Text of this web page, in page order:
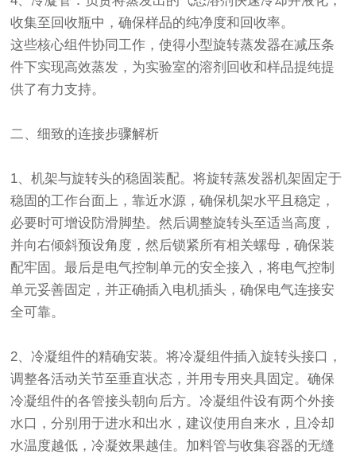
收集至回收瓶中，确保样品的纯净度和回收率。
这些核心组件协同工作，使得小型旋转蒸发器在减压条
件下实现高效蒸发，为实验室的溶剂回收和样品提纯提
供了有力支持。
二、细致的连接步骤解析
1、机架与旋转头的稳固装配。将旋转蒸发器机架固定于
稳固的工作台面上，靠近水源，确保机架水平且稳定，
必要时可增设防滑脚垫。然后调整旋转头至适当高度，
并向右倾斜预设角度，然后锁紧所有相关螺母，确保装
配牢固。最后是电气控制单元的安全接入，将电气控制
单元妥善固定，并正确插入电机插头，确保电气连接安
全可靠。
2、冷凝组件的精确安装。将冷凝组件插入旋转头接口，
调整各活动关节至垂直状态，并用专用夹具固定。确保
冷凝组件的各管接头朝向后方。冷凝组件设有两个外接
水口，分别用于进水和出水，建议使用自来水，且冷却
水温度越低，冷凝效果越佳。加料管与收集容器的无缝